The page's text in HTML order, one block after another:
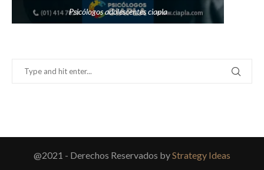
Psicólogos adolescentes ciapla
@2021 - Derechos Reservados byStrategy Ideas